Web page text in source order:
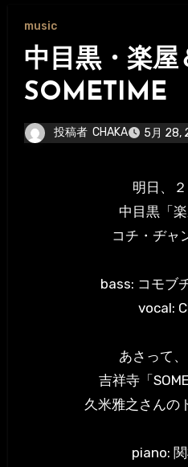
music
中目黒・楽屋
SOMETIME
投稿者 CHAKA 5月 28,
明日、
中目黒「
コチ・ヂャ
bass: コモブ
vocal:
あさって
吉祥寺「
久米雅之さんの
piano: